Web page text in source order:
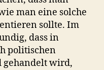
man eine solche
sollte. Im
dass in
politischen
gehandelt wird,